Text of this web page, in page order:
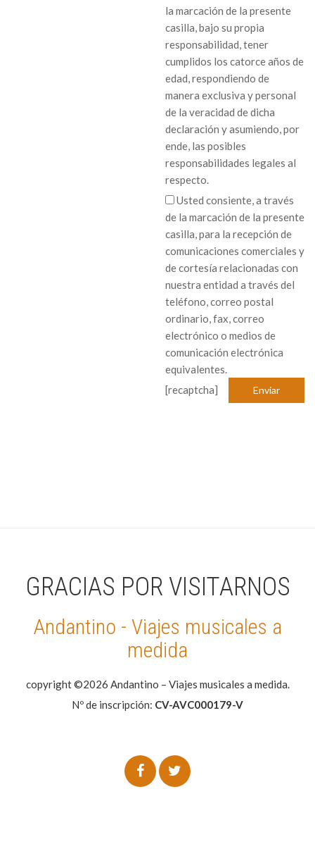
la marcación de la presente
casilla, bajo su propia
responsabilidad, tener
cumplidos los catorce años de
edad, respondiendo de
manera exclusiva y personal
de la veracidad de dicha
declaración y asumiendo, por
ende, las posibles
responsabilidades legales al
respecto.
Usted consiente, a través
de la marcación de la presente
casilla, para la recepción de
comunicaciones comerciales y
de cortesía relacionadas con
nuestra entidad a través del
teléfono, correo postal
ordinario, fax, correo
electrónico o medios de
comunicación electrónica
equivalentes.
[recaptcha]
GRACIAS POR VISITARNOS
Andantino - Viajes musicales a
medida
copyright ©2026 Andantino – Viajes musicales a medida.
Nº de inscripción: CV-AVC000179-V